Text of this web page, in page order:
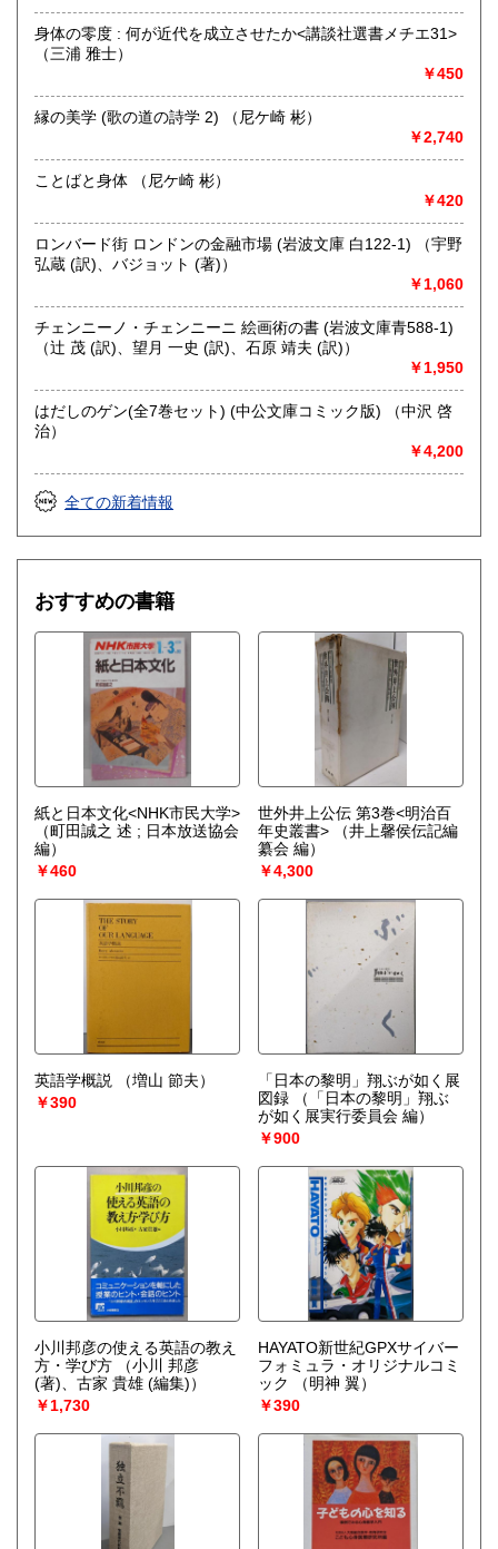
哲学宗教、歴史、社会科学、自然科学、美術工芸、趣味、外
国書、サブカルチャー、古書一般（その他）
オールジャンル
身体の零度 : 何が近代を成立させたか<講談社選書メチエ31>
（三浦 雅士）
￥450
縁の美学 (歌の道の詩学 2) （尼ケ崎 彬）
￥2,740
ことばと身体 （尼ケ崎 彬）
￥420
ロンバード街 ロンドンの金融市場 (岩波文庫 白122-1) （宇野
弘蔵 (訳)、バジョット (著)）
￥1,060
チェンニーノ・チェンニーニ 絵画術の書 (岩波文庫青588-1)
（辻 茂 (訳)、望月 一史 (訳)、石原 靖夫 (訳)）
￥1,950
はだしのゲン(全7巻セット) (中公文庫コミック版) （中沢 啓
治）
￥4,200
全ての新着情報
おすすめの書籍
紙と日本文化<NHK市民大学>
（町田誠之 述 ; 日本放送協会
編）
￥460
世外井上公伝 第3巻<明治百
年史叢書>
（井上馨侯伝記編
纂会 編）
￥4,300
英語学概説
（増山 節夫）
￥390
「日本の黎明」翔ぶが如く展
図録
（「日本の黎明」翔ぶ
が如く展実行委員会 編）
￥900
小川邦彦の使える英語の教え
方・学び方
（小川 邦彦
(著)、古家 貴雄 (編集)）
￥1,730
HAYATO新世紀GPXサイバー
フォミュラ・オリジナルコミ
ック
（明神 翼）
￥390